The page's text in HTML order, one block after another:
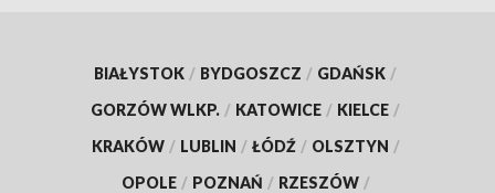
BIAŁYSTOK / BYDGOSZCZ / GDAŃSK /
GORZÓW WLKP. / KATOWICE / KIELCE /
KRAKÓW / LUBLIN / ŁÓDŹ / OLSZTYN /
OPOLE / POZNAŃ / RZESZÓW /